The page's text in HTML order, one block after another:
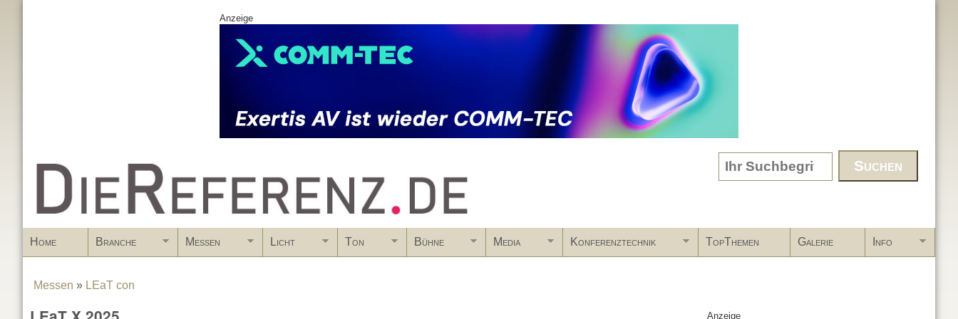
Anzeige
www.DieReferenz.de Search form
Home Branche Messen Licht Ton Bühne Media Konferenztechnik TopThemen Galerie Info
You are here
Messen » LEaT con
Anzeige